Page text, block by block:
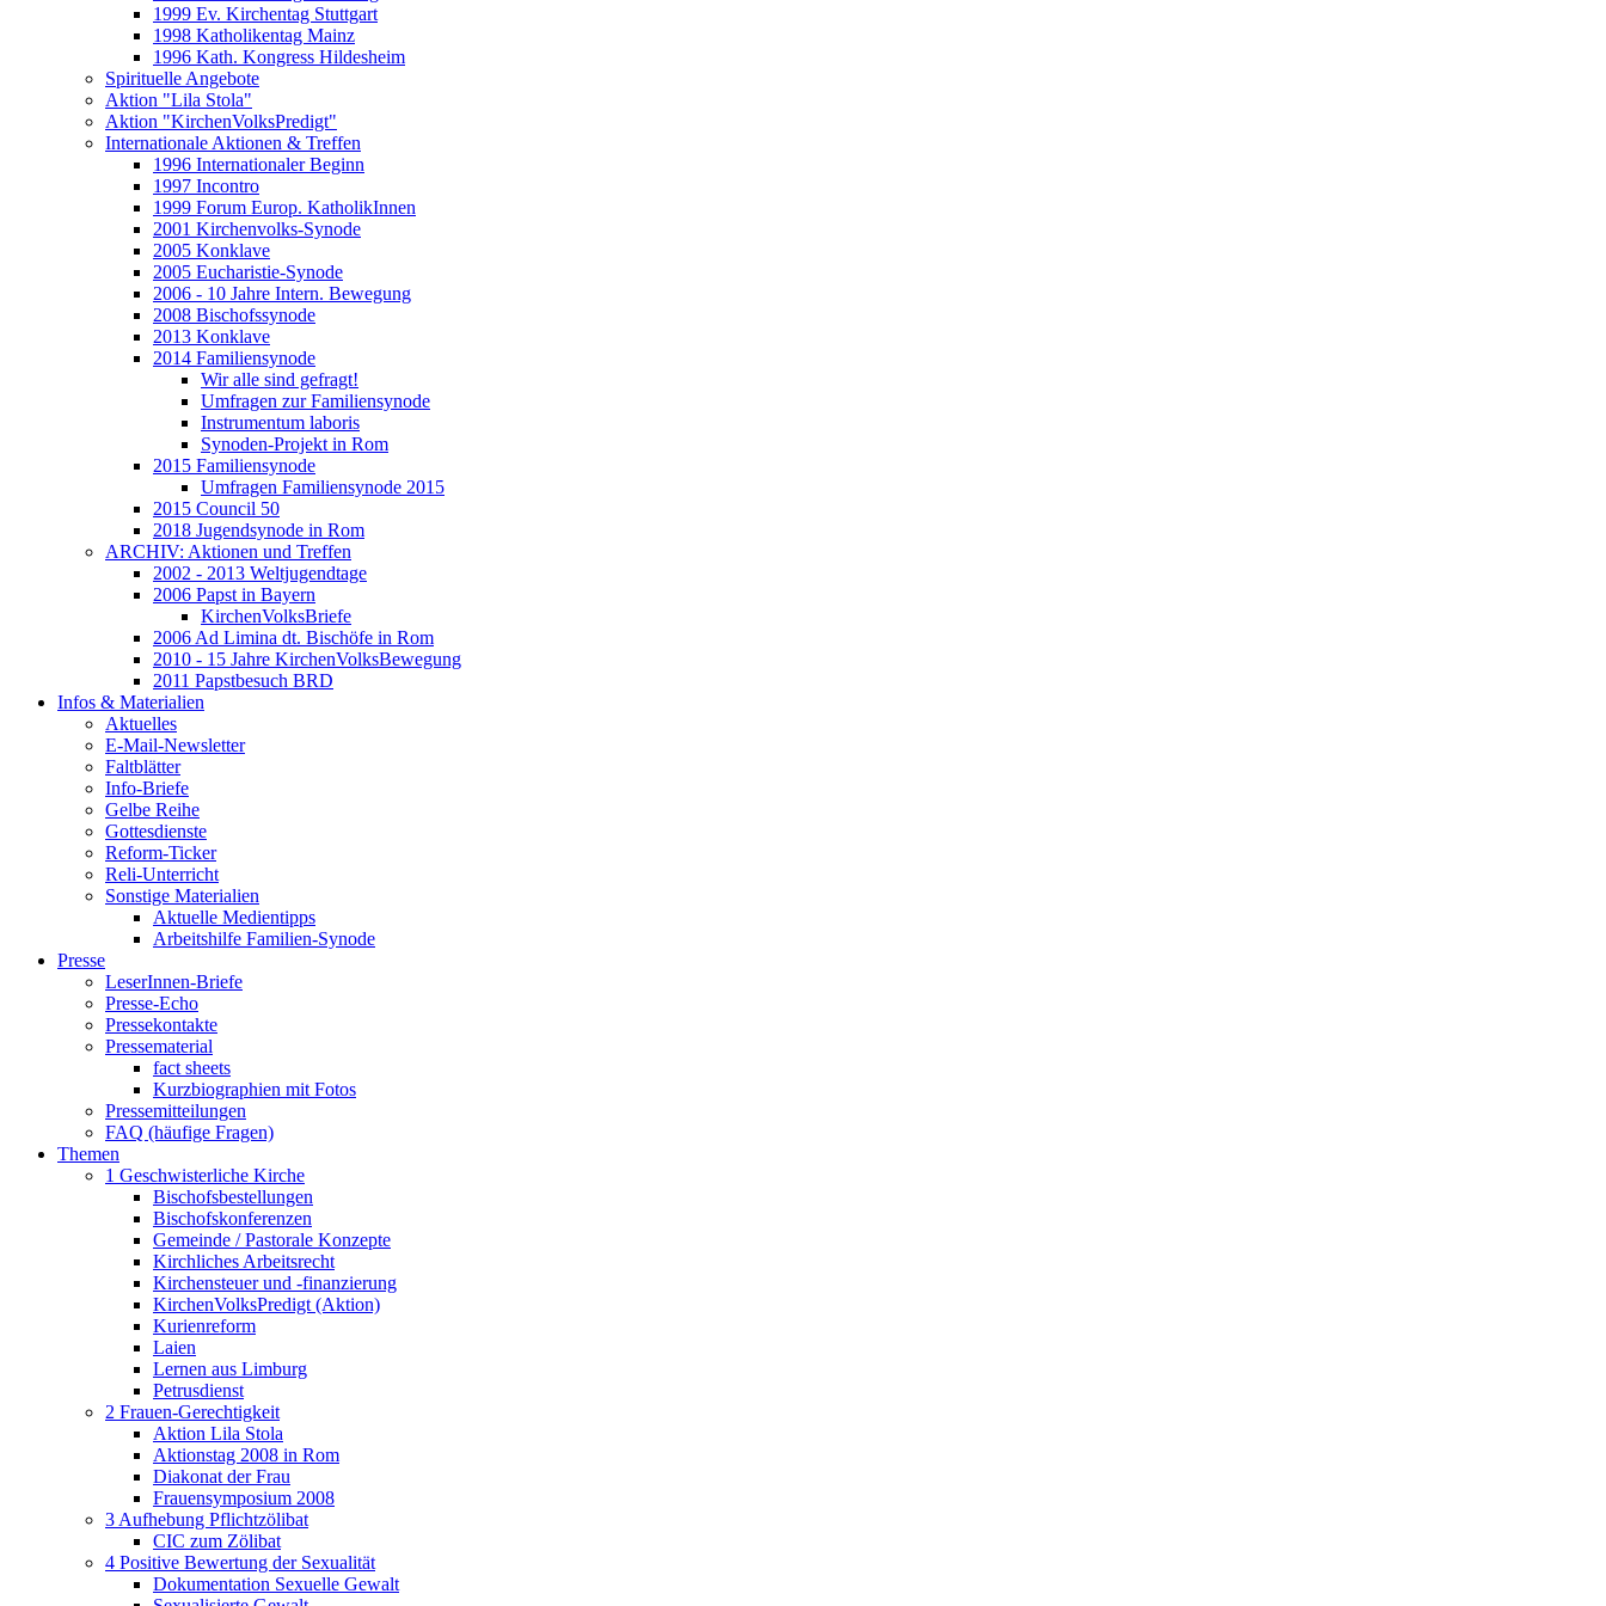
1999 Ev. Kirchentag Stuttgart
1998 Katholikentag Mainz
1996 Kath. Kongress Hildesheim
Spirituelle Angebote
Aktion "Lila Stola"
Aktion "KirchenVolksPredigt"
Internationale Aktionen & Treffen
1996 Internationaler Beginn
1997 Incontro
1999 Forum Europ. KatholikInnen
2001 Kirchenvolks-Synode
2005 Konklave
2005 Eucharistie-Synode
2006 - 10 Jahre Intern. Bewegung
2008 Bischofssynode
2013 Konklave
2014 Familiensynode
Wir alle sind gefragt!
Umfragen zur Familiensynode
Instrumentum laboris
Synoden-Projekt in Rom
2015 Familiensynode
Umfragen Familiensynode 2015
2015 Council 50
2018 Jugendsynode in Rom
ARCHIV: Aktionen und Treffen
2002 - 2013 Weltjugendtage
2006 Papst in Bayern
KirchenVolksBriefe
2006 Ad Limina dt. Bischöfe in Rom
2010 - 15 Jahre KirchenVolksBewegung
2011 Papstbesuch BRD
Infos & Materialien
Aktuelles
E-Mail-Newsletter
Faltblätter
Info-Briefe
Gelbe Reihe
Gottesdienste
Reform-Ticker
Reli-Unterricht
Sonstige Materialien
Aktuelle Medientipps
Arbeitshilfe Familien-Synode
Presse
LeserInnen-Briefe
Presse-Echo
Pressekontakte
Pressematerial
fact sheets
Kurzbiographien mit Fotos
Pressemitteilungen
FAQ (häufige Fragen)
Themen
1 Geschwisterliche Kirche
Bischofsbestellungen
Bischofskonferenzen
Gemeinde / Pastorale Konzepte
Kirchliches Arbeitsrecht
Kirchensteuer und -finanzierung
KirchenVolksPredigt (Aktion)
Kurienreform
Laien
Lernen aus Limburg
Petrusdienst
2 Frauen-Gerechtigkeit
Aktion Lila Stola
Aktionstag 2008 in Rom
Diakonat der Frau
Frauensymposium 2008
3 Aufhebung Pflichtzölibat
CIC zum Zölibat
4 Positive Bewertung der Sexualität
Dokumentation Sexuelle Gewalt